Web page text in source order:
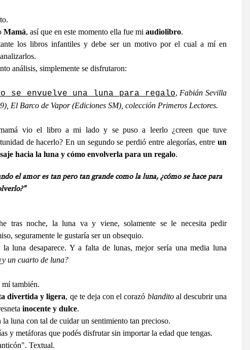
Mamá, así que en este momento ella fue mi audiolibro.
los libros infantiles y debe ser un motivo por el cual a mí en
análisis, simplemente se disfrutaron:
se envuelve una luna para regalo, Fabián Sevilla
El Barco de Vapor (Ediciones SM), colección Primeros Lectores.
vio el libro a mi lado y se puso a leerlo ¿creen que tuve
de hacerlo? En un segundo se perdió entre alegorías, entre un
hacia la luna y cómo envolverla para un regalo.
el amor es tan pero tan grande como la luna, ¿cómo se hace para
tras noche, la luna va y viene, solamente se le necesita pedir
seguramente le gustaría ser un obsequio.
la luna desaparece. Y a falta de lunas, mejor sería una media luna
un cuarto de luna?
mí también.
divertida y ligera, qe te deja con el corazó blandito al descubrir una
inocente y dulce.
luna con tal de cuidar un sentimiento tan precioso.
y metáforas que podés disfrutar sin importar la edad que tengas.
Textual.